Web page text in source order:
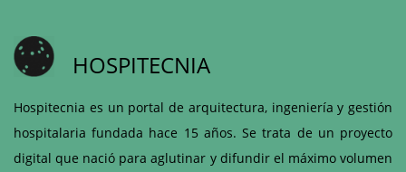
HOSPITECNIA
Hospitecnia es un portal de arquitectura, ingeniería y gestión
hospitalaria fundada hace 15 años. Se trata de un proyecto
digital que nació para aglutinar y difundir el máximo volumen